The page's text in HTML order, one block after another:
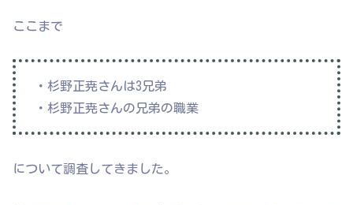
ここまで
・杉野正尭さんは3兄弟
・杉野正尭さんの兄弟の職業
について調査してきました。